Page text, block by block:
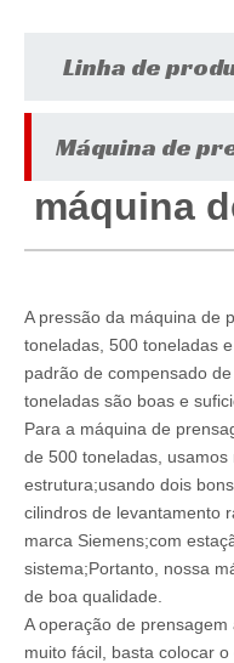
Linha de
Máquina de
máquina
A pressão da máquina de
toneladas, 500 toneladas
padrão de compensado
toneladas são boas e
Para a máquina de
de 500 toneladas,
estrutura;usando dois
cilindros de levantamento
marca Siemens;com
sistema;Portanto, nossa
de boa qualidade.
A operação de
muito fácil, basta colocar